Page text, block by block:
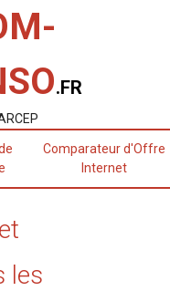
.FR
Comparateur d'Offre
Internet
les